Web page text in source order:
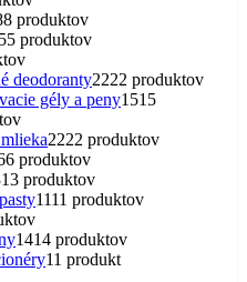
8 produktov
55 produktov
deodoranty2222 produktov
gély a peny1515
2222 produktov
6 produktov
13 produktov
1111 produktov
1414 produktov
11 produkt